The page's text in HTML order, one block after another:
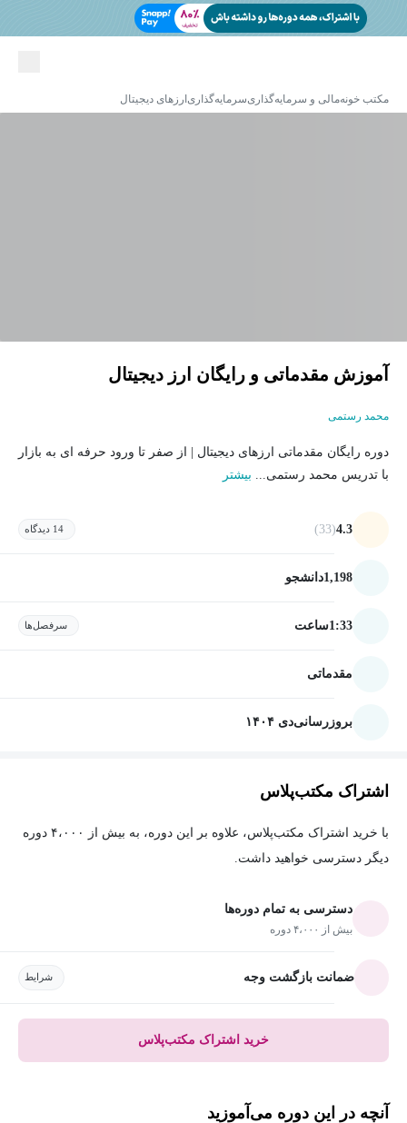
مکتب خونهمالی و سرمایه‌گذاریسرمایه‌گذاری ارزهای دیجیتال
آموزش مقدماتی و رایگان ارز دیجیتال
محمد رستمی
دوره رایگان مقدماتی ارزهای دیجیتال | از صفر تا ورود حرفه ای به بازار
با تدریس محمد رستمی... بیشتر
4.3
(33) 14 دیدگاه
1,198دانشجو
1:33ساعت سرفصل‌ها
مقدماتی
بروزرسانیدی ۱۴۰۴
اشتراک مکتب‌پلاس
با خرید اشتراک مکتب‌پلاس، علاوه بر این دوره، به بیش از ۴،۰۰۰ دوره
دیگر دسترسی خواهید داشت.
دسترسی به تمام دوره‌ها
بیش از ۴،۰۰۰ دوره
ضمانت بازگشت وجه شرایط
خرید اشتراک مکتب‌پلاس
آنچه در این دوره می‌آموزید